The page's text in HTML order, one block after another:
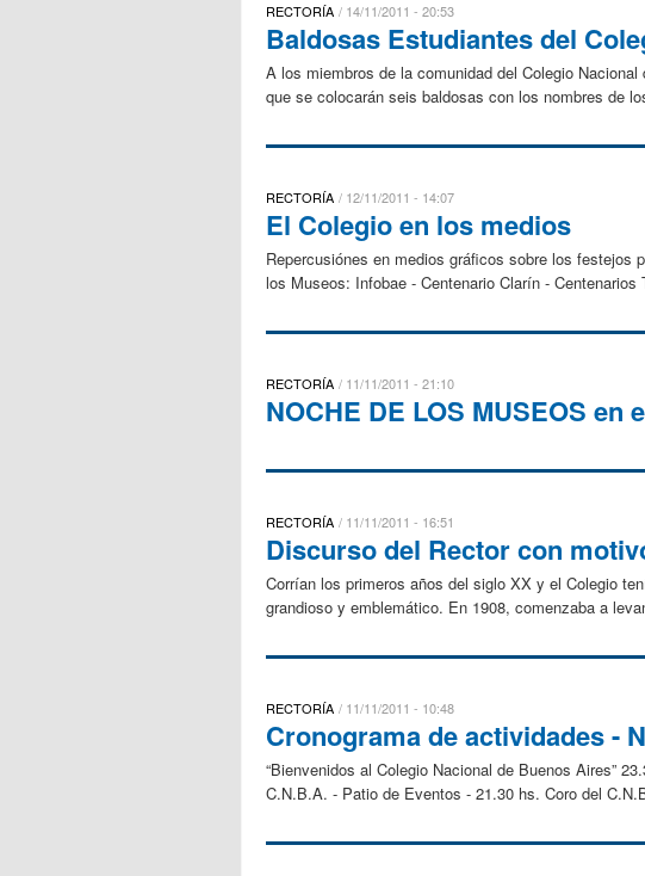
RECTORÍA 14/11/2011 - 20:53
Baldosas Estudiantes del
A los miembros de la comunidad del Colegio
que se colocarán seis baldosas con los nombres de
RECTORÍA 12/11/2011 - 14:07
El Colegio en los medios
Repercusiónes en medios gráficos sobre los festejos
los Museos: Infobae - Centenario Clarín - Centenarios
RECTORÍA 11/11/2011 - 21:10
NOCHE DE LOS MUSEOS
RECTORÍA 11/11/2011 - 16:51
Discurso del Rector con
Corrían los primeros años del siglo XX y el Colegio
grandioso y emblemático. En 1908, comenzaba a
RECTORÍA 11/11/2011 - 10:48
Cronograma de actividades -
“Bienvenidos al Colegio Nacional de Buenos Aires”
C.N.B.A. - Patio de Eventos - 21.30 hs. Coro del